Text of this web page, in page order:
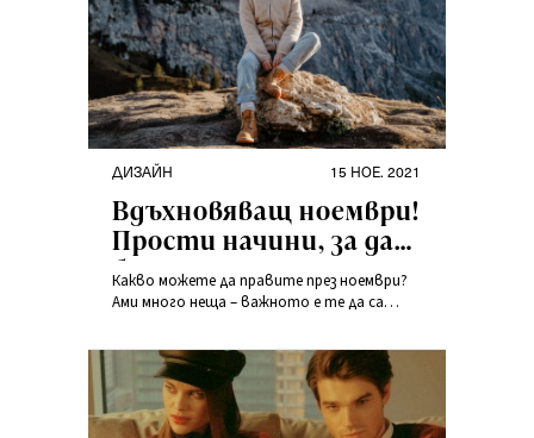
ДИЗАЙН 15 НОЕ. 2021
Вдъхновяващ ноември!
Прости начини, за да
бъдеш активен през
есента
Какво можете да правите през ноември?
Ами много неща – важното е те да са
Павел ще ви покажем начини за активно
прекарване на есента, богати на
ендорфини и гледки, които ще останат в
главата ви дълго време. Разходка (или
пътуване)